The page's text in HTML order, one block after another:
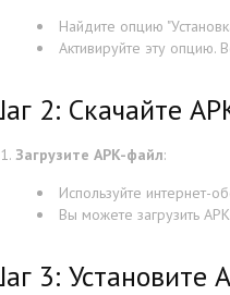
Найдите опцию
Активируйте эту опцию.
2: Скачайте
Загрузите APK-файл:
Используйте интернет-
Вы можете загрузить
3: Установите